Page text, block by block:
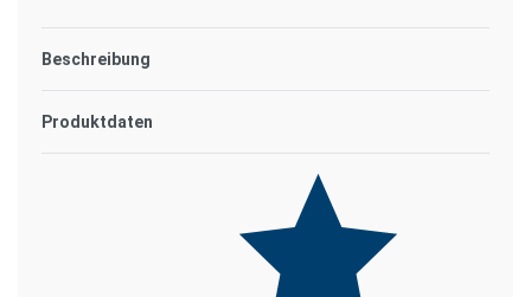
Beschreibung
Produktdaten